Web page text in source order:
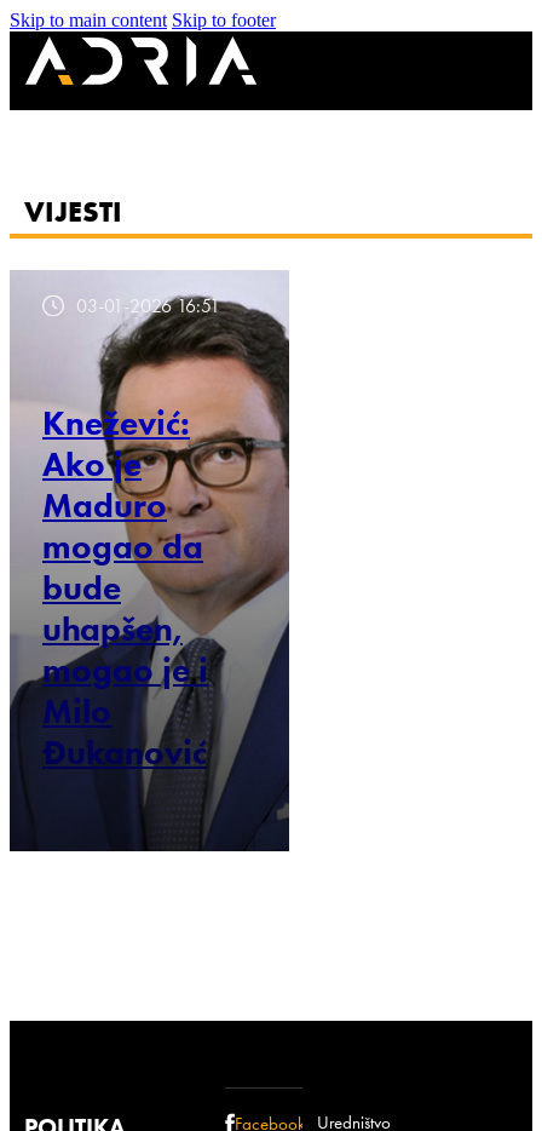
Skip to main content Skip to footer
VIJESTI
03-01-2026 16:51
Knežević:
Ako je
Maduro
mogao da
bude
uhapšen,
mogao je i
Milo
Đukanović
Facebook
Uredništvo